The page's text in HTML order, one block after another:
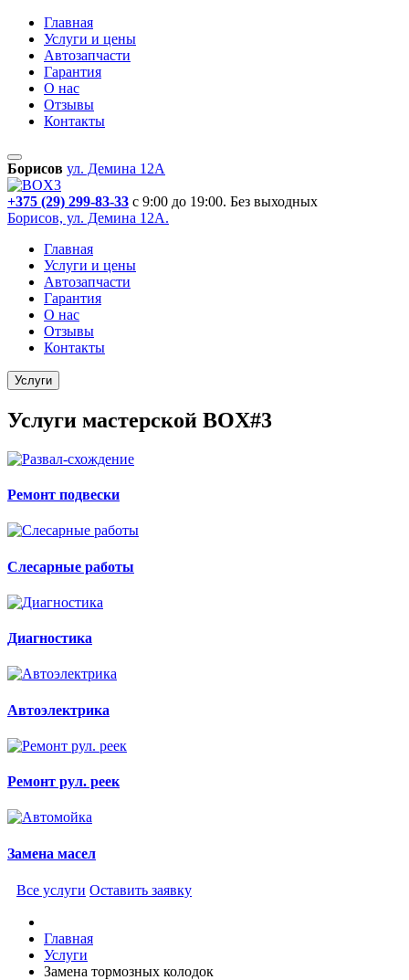
Главная
Услуги и цены
Автозапчасти
Гарантия
О нас
Отзывы
Контакты
Борисов ул. Демина 12А
+375 (29) 299-83-33 с 9:00 до 19:00. Без выходных
Борисов, ул. Демина 12А.
Главная
Услуги и цены
Автозапчасти
Гарантия
О нас
Отзывы
Контакты
Услуги
Услуги мастерской BOX#3
Ремонт подвески
Слесарные работы
Диагностика
Автоэлектрика
Ремонт рул. реек
Замена масел
Все услуги Оставить заявку
Главная
Услуги
Замена тормозных колодок